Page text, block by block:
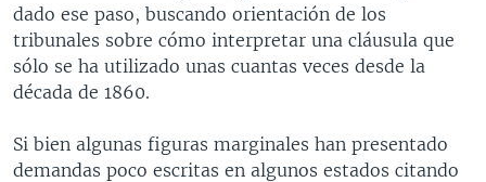
dado ese paso, buscando orientación de los
tribunales sobre cómo interpretar una cláusula que
sólo se ha utilizado unas cuantas veces desde la
década de 1860.
Si bien algunas figuras marginales han presentado
demandas poco escritas en algunos estados citando